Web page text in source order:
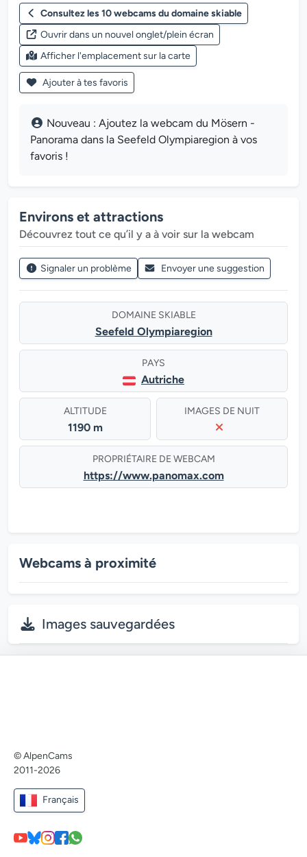
Consultez les 10 webcams du domaine skiable
Ouvrir dans un nouvel onglet/plein écran
Afficher l'emplacement sur la carte
Ajouter à tes favoris
Nouveau : Ajoutez la webcam du Mösern -
Panorama dans la Seefeld Olympiaregion à vos
favoris !
Environs et attractions
Découvrez tout ce qu’il y a à voir sur la webcam
Signaler un problème Envoyer une suggestion
DOMAINE SKIABLE
Seefeld Olympiaregion
PAYS
Autriche
ALTITUDE
1190 m
IMAGES DE NUIT
PROPRIÉTAIRE DE WEBCAM
https://www.panomax.com
Webcams à proximité
Images sauvegardées
© AlpenCams
2011-2026
Français